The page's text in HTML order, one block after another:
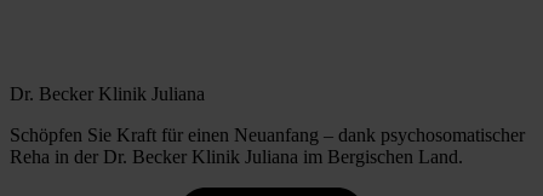
Dr. Becker Klinik Juliana
Schöpfen Sie Kraft für einen Neuanfang – dank psychosomatischer
Reha in der Dr. Becker Klinik Juliana im Bergischen Land.